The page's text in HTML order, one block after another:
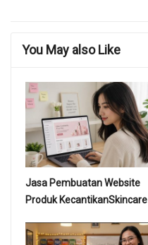
You May also Like
Jasa Pembuatan Website
Produk KecantikanSkincare